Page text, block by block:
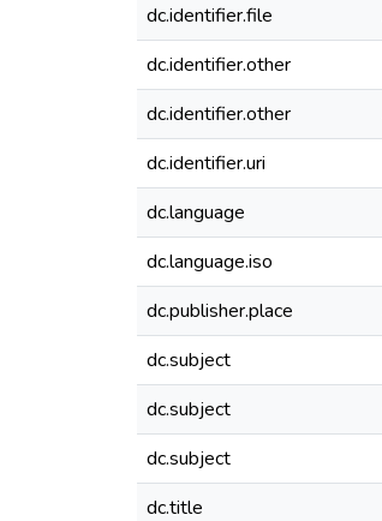
dc.identifier.file
dc.identifier.other
dc.identifier.other
dc.identifier.uri
dc.language
dc.language.iso
dc.publisher.place
dc.subject
dc.subject
dc.subject
dc.title